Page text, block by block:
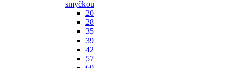
smyčkou
20
28
35
39
42
57